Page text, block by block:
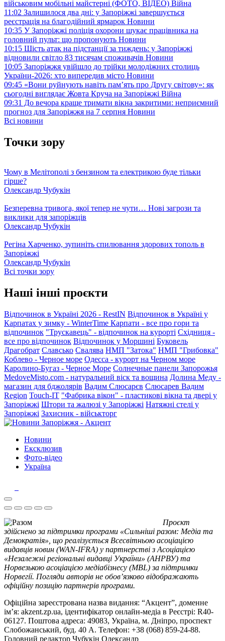
військовим мобільні майстерні (ФОТО, ВІДЕО) Війна
11:02 Залишилося два дні: у Запоріжжі завершується
реєстрація на благодійний ярмарок Новини
10:35 У Запоріжжі поліція охорони шукає працівника на
головний пульт: що пропонують Новини
10:15 Шість атак на підстанції за тиждень: у Запоріжжі
відновили світло 83 тисячам споживачів Новини
10:05 Запоріжжя увійшло до трійки молодіжних столиць
України-2026: хто випередив місто Новини
09:45 «Вони руйнують навіть пам’ять про Другу світову»: як
сьогодні виглядає Жовта Круча на Запоріжжі Війна
09:31 До вечора краще тримати вікна закритими: неприємний
прогноз для Запоріжжя на 7 серпня Новини
Всі новини
Точки зору
Чому в Мелітополі з бензином та електрикою буде тільки
гірше?
Олександр Чубукін
Безперевна тривога, якої тепер не чути… Нові загрози та
виклики для запоріжців
Олександр Чубукін
Регіна Харченко, зупиніть спилювання здорових тополь в
Запоріжжі
Олександр Чубукін
Всі точки зору
Наші інші проєкти
Відпочинок в Україні 2026 - RestIN Відпочинок в Україні у
Карпатах у зимку - WinterTime Карпати - все про гори та
відпочинок "Трускавець" - відпочинок на курорті Східниця -
все про відпочинок Відпочинок у Моршині Буковель
Драгобрат Славсько Свалява НМП "Затока" НМП "Грибовка"
Коблево - Черное море Одесса - курорт на Черном море
Каролино-Бугаз - Черное Море Солнечные панели Запорожья
MedoveMisto.com - натуральний віск та вощина Долина Меду -
магазин для бджолярів Вадим Слюсарєв Слюсарев Вадим
Region Touch-IT "Фабрика вікон" - пластикові вікна та двері у
Запоріжжі Штори та жалюзі у Запоріжжі Натяжні стелі у
Запоріжжі Захисник - військторг
Новини
Ексклюзив
Фото-відео
Україна
Проєкт
здійснено за підтримки програми «Сильніші разом: Медіа та
Демократія», що реалізується Всесвітньою асоціацією
видавців новин (WAN-IFRA) у партнерстві з Асоціацією
«Незалежні регіональні видавці України» (АНРВУ) та
Норвезькою асоціацією медіабізнесу (MBL) за підтримки
Норвегії. Погляди авторів не обов’язково відображають
офіційну позицію партнерів програми.
Офіційна зареєстрована назва видання: “Акцент”, доменне
ім’я: akzent.zp.ua, ідентифікатор онлайн-медіа в Реєстрі: R40-
06127. Поштова адреса: 49083, Україна, м. Дніпро, проспект
Слобожанський, буд. 40 А. Телефон: +38 (068) 859-24-88.
Головний редактор Чубукін Олександр